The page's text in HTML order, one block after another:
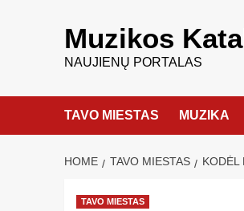
Muzikos
NAUJIENŲ PORTALAS
TAVO MIESTAS MUZIKA
HOME TAVO MIESTAS KODĖL
TAVO MIESTAS